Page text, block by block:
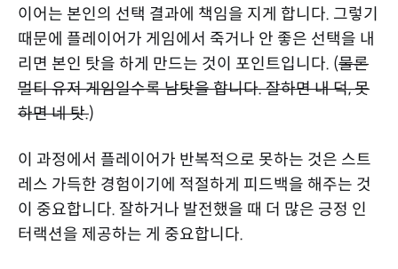
이어는 본인의 선택 결과에 책임을 지게 합니다. 그렇기
때문에 플레이어가 게임에서 죽거나 안 좋은 선택을 내
리면 본인 탓을 하게 만드는 것이 포인트입니다. (물론
멀티 유저 게임일수록 남탓을 합니다. 잘하면 내 덕, 못
하면 네 탓.)
이 과정에서 플레이어가 반복적으로 못하는 것은 스트
레스 가득한 경험이기에 적절하게 피드백을 해주는 것
이 중요합니다. 잘하거나 발전했을 때 더 많은 긍정 인
터랙션을 제공하는 게 중요합니다.